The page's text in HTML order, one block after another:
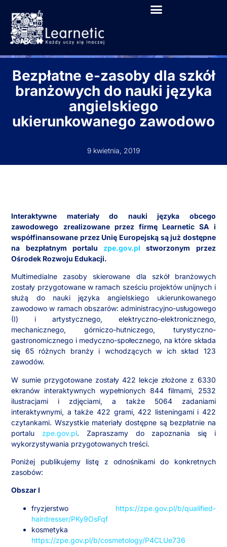
Bezpłatne e-zasoby dla szkół
branżowych do nauki języka
angielskiego
ukierunkowanego zawodowo
9 kwietnia, 2019
Interaktywne materiały do nauki języka obcego
zawodowego zrealizowane przez firmę Learnetic SA i
współfinansowane przez Unię Europejską są już dostępne
na bezpłatnym portalu zpe.gov.pl stworzonym przez
Ośrodek Rozwoju Edukacji.
Multimedialne zasoby skierowane dla szkół branżowych
zostały przygotowane w ramach sześciu projektów unijnych i
służą do nauki języka angielskiego ukierunkowanego
zawodowo w ramach obszarów: administracyjno-usługowego
(I) i artystycznego, elektryczno-elektronicznego,
mechanicznego, górniczo-hutniczego, turystyczno-
gastronomicznego i medyczno-społecznego, na które składa
się 65 różnych branży i wchodzących w ich skład 123
zawodów.
W sumie przygotowane zostały 422 lekcje złożone z 6330
ekranów interaktywnych wypełnionych 844 filmami, 2532
ilustracjami i zdjęciami, a także 5064 zadaniami
interaktywnymi, a także 422 grami, 422 listeningami i 422
czytankami. Wszystkie materiały dostępne są bezpłatnie na
portalu zpe.gov.pl. Zapraszamy do zapoznania się i
wykorzystywania przygotowanych treści.
Poniżej publikujemy listę z odnośnikami do konkretnych
zasobów:
Obszar I
fryzjerstwo https://zpe.gov.pl/b/qualified-
hairdresser/PKy9OsFqf
kosmetyka
https://zpe.gov.pl/b/cosmetology/P4CLUe736